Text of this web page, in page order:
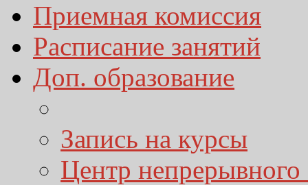
Приемная комиссия
Расписание занятий
Доп. образование
Запись на курсы
Центр непрерывного